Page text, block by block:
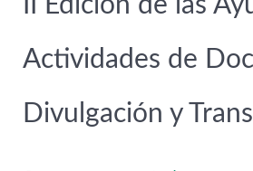
Actividades de
Divulgación y